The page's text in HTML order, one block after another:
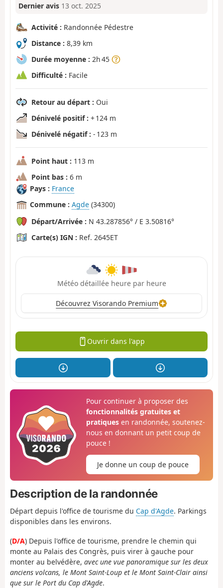
Dernier avis 13 oct. 2025
Activité : Randonnée Pédestre
Distance : 8,39 km
Durée moyenne : 2h 45
Difficulté : Facile
Retour au départ : Oui
Dénivelé positif : + 124 m
Dénivelé négatif : - 123 m
Point haut : 113 m
Point bas : 6 m
Pays : France
Commune : Agde (34300)
Départ/Arrivée : N 43.287856° / E 3.50816°
Carte(s) IGN : Ref. 2645ET
Météo détaillée heure par heure
Découvrez Visorando Premium
Ouvrir dans l'app
Pour continuer à proposer des
fonctionnalités gratuites et
pratiquesen randonnée, soutenez-
nous en donnant un petit coup de
pouce !
Je donne un coup de pouce
Description de la randonnée
Départ depuis l'office de tourisme du Cap d'Agde. Parkings
disponibles dans les environs.
(D/A) Depuis l'office de tourisme, prendre le chemin qui
monte au Palais des Congrès, puis virer à gauche pour
monter au belvédère, avec une vue panoramique sur les deux
anciens volcans, le Mont Saint-Loup et le Mont Saint-Clair ainsi
que sur le Port du Cap d'Agde.